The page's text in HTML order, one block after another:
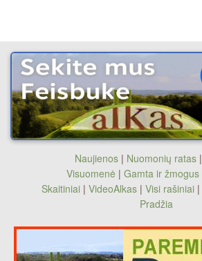
Naujienos| Nuomonių ratas|
Visuomenė | Gamta ir žmogus
Skaitiniai | VideoAlkas | Visi rašiniai |
Pradžia